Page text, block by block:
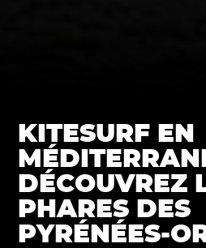
KITESURF EN
DÉCOUVREZ
PHARES DES
PYRÉNÉES-